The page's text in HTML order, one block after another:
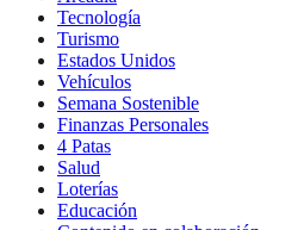
Tecnología
Turismo
Estados Unidos
Vehículos
Semana Sostenible
Finanzas Personales
4 Patas
Salud
Loterías
Educación